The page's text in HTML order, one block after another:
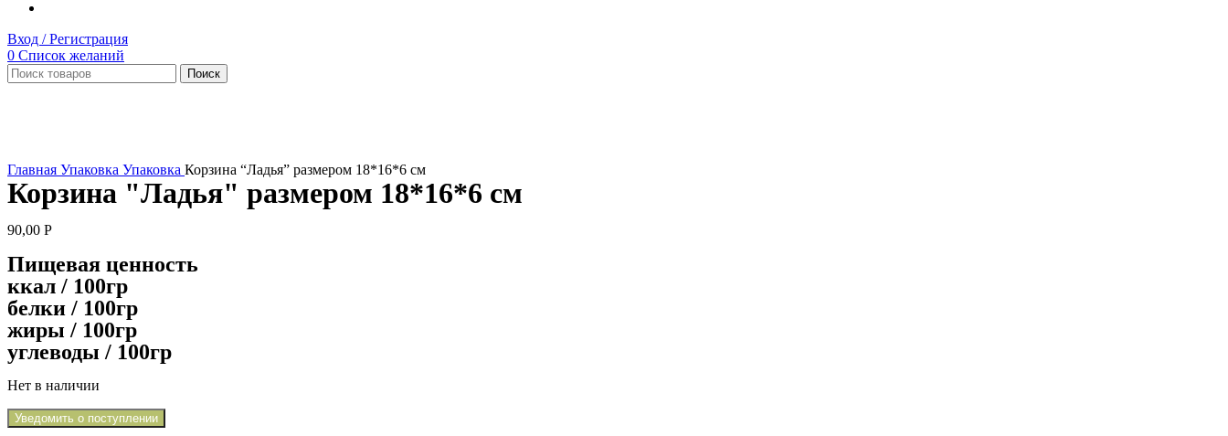
Вход / Регистрация
0 Список желаний
Поиск
Главная Упаковка Упаковка Корзина “Ладья” размером 18*16*6 см
Корзина "Ладья" размером 18*16*6 см
90,00 Р
Пищевая ценность
ккал / 100гр
белки / 100гр
жиры / 100гр
углеводы / 100гр
Нет в наличии
Уведомить о поступлении